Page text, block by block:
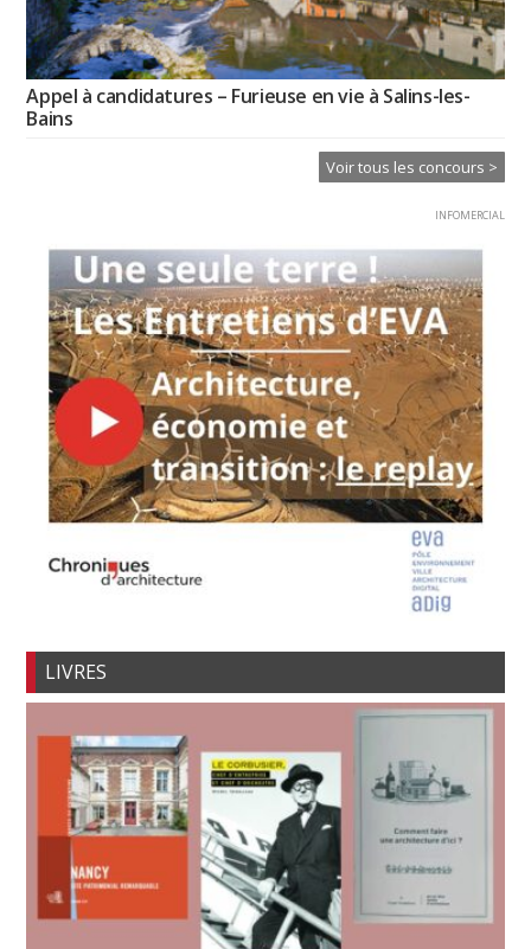
Appel à candidatures – Furieuse en vie à Salins-les-
Bains
Voir tous les concours >
INFOMERCIAL
LIVRES